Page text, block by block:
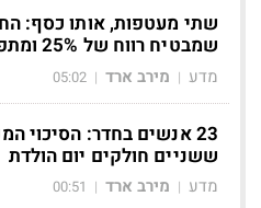
שתי מעטפות, אותו כסף:
שמבטיח רווח של 25% ומתפרק בדרך
מדע | מירב ארד |
05:02
23 אנשים בחדר: הסיכוי
ששניים חולקים יום הולדת
מדע | מירב ארד |
00:51